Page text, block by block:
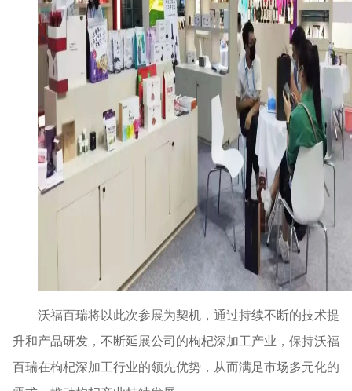
沃福百瑞将以此次参展为契机，通过持续不断的技术提
升和产品研发，不断延展公司的枸杞深加工产业，保持沃福
百瑞在枸杞深加工行业的领先优势，从而满足市场多元化的